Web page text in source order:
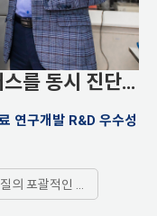
를 동시 진단
연구개발 R&D 우수성
용화로 이어져
육제공과 평생학습기회 제공